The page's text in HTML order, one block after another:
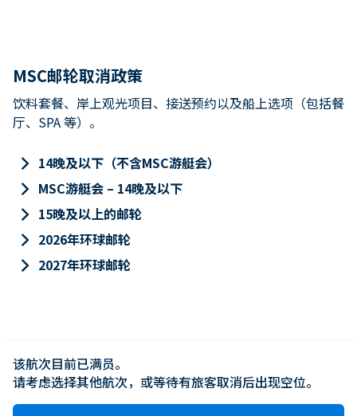
MSC邮轮取消政策
饮料套餐、岸上观光项目、接送预约以及船上选项（包括餐
厅、SPA 等）。
keyboard_arrow_right 14晚及以下（不含MSC游艇会）
keyboard_arrow_right MSC游艇会 – 14晚及以下
keyboard_arrow_right 15晚及以上的邮轮
keyboard_arrow_right 2026年环球邮轮
keyboard_arrow_right 2027年环球邮轮
该航次目前已满员。
请考虑选择其他航次，或等待有旅客取消后出现空位。